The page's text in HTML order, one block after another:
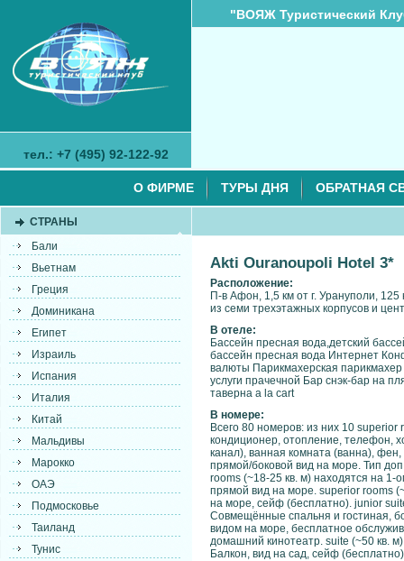
тел.: +7 (495) 92-122-92
"ВОЯЖ Туристический
О ФИРМЕ ТУРЫ ДНЯ ОБРАТНАЯ
СТРАНЫ
Бали
Вьетнам
Греция
Доминикана
Египет
Израиль
Испания
Италия
Китай
Мальдивы
Марокко
ОАЭ
Подмосковье
Таиланд
Тунис
Akti Ouranoupoli Hotel 3*
Расположение:
П-в Афон, 1,5 км от г. Урануполи,
из семи трехэтажных корпусов и
В отеле:
Бассейн пресная вода,детский
бассейн пресная вода Интернет
валюты Парикмахерская
услуги прачечной Бар снэк-бар на
таверна a la cart
В номере:
Всего 80 номеров: из них 10
кондиционер, отопление, телефон,
канал), ванная комната (ванна),
прямой/боковой вид на море. Тип
rooms (~18-25 кв. м) находятся на 1-
прямой вид на море. superior rooms
на море, сейф (бесплатно). junior
Совмещённые спальня и гостиная,
видом на море, бесплатное
домашний кинотеатр. suite (~50 кв.
Балкон, вид на сад, сейф